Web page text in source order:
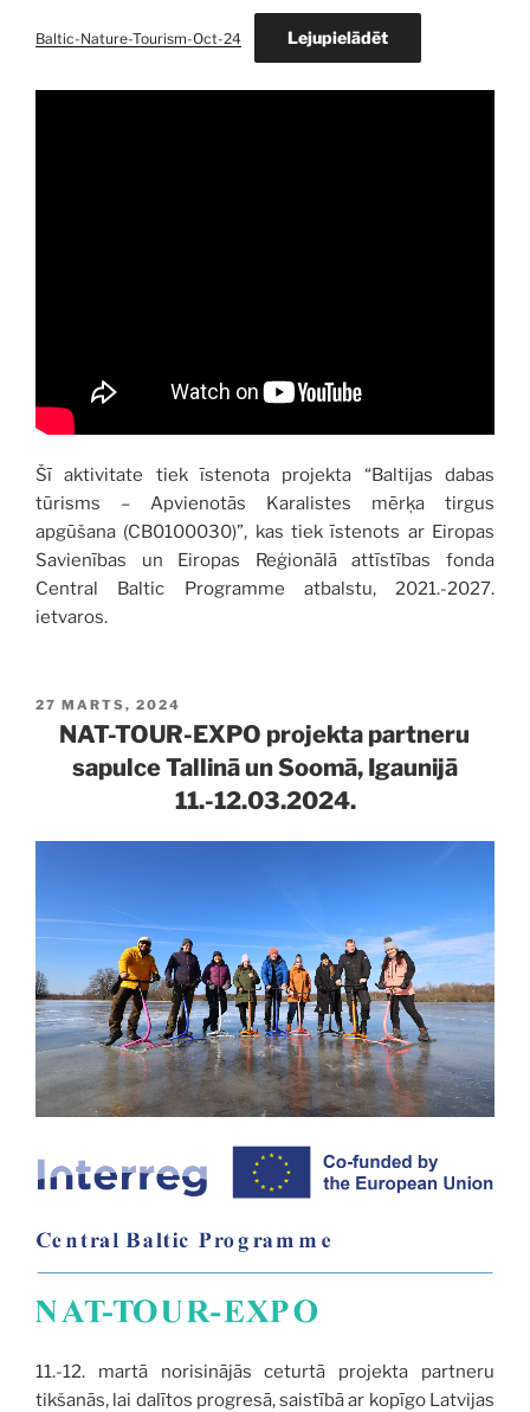
Baltic-Nature-Tourism-Oct-24 Lejupielādēt
Šī aktivitate tiek īstenota projekta “Baltijas dabas
tūrisms – Apvienotās Karalistes mērķa tirgus
apgūšana (CB0100030)”, kas tiek īstenots ar Eiropas
Savienības un Eiropas Reģionālā attīstības fonda
Central Baltic Programme atbalstu, 2021.-2027.
ietvaros.
PUBLICĒTS
27 MARTS, 2024
NAT-TOUR-EXPO projekta partneru
sapulce Tallinā un Soomā, Igaunijā
11.-12.03.2024.
11.-12. martā norisinājās ceturtā projekta partneru
tikšanās, lai dalītos progresā, saistībā ar kopīgo Latvijas